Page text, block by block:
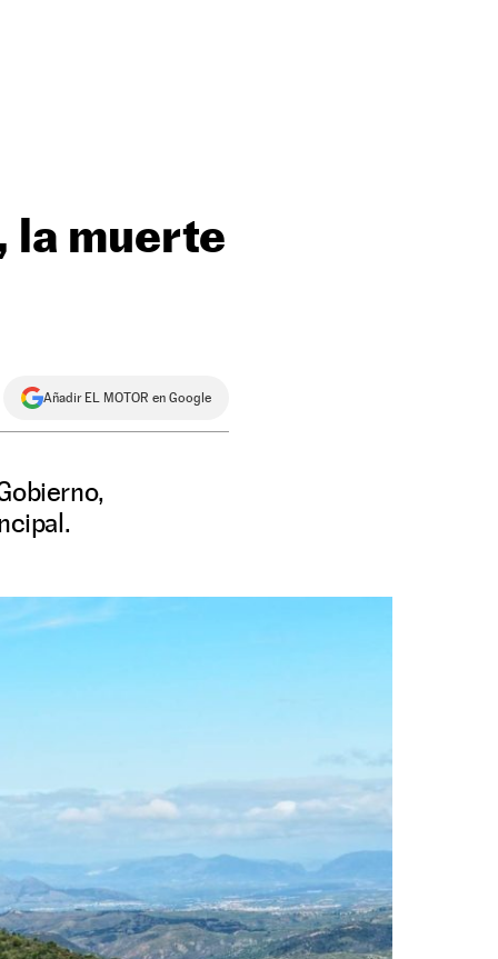
la muerte
Añadir EL MOTOR en Google